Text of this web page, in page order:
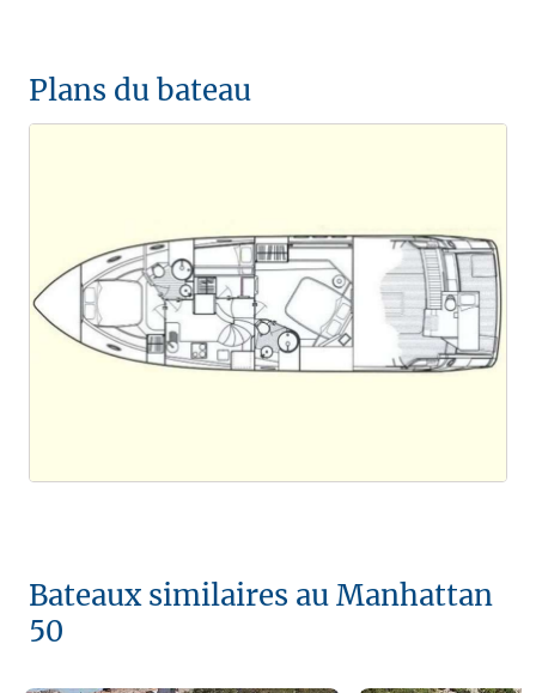
Plans du bateau
Bateaux similaires au Manhattan
50